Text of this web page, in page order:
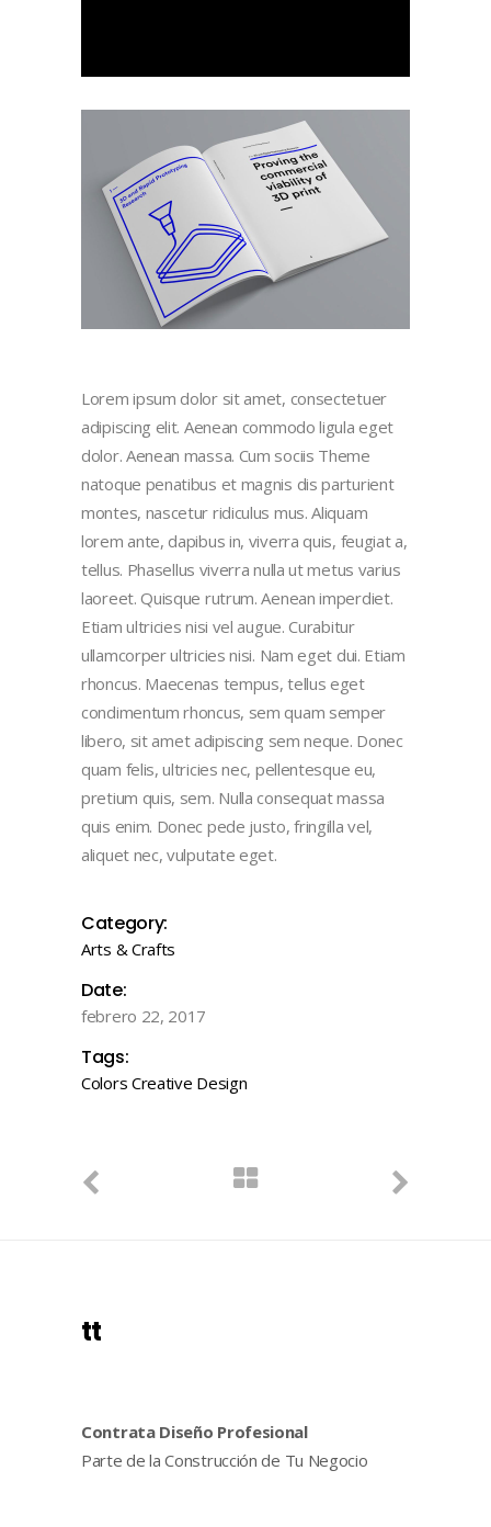
Lorem ipsum dolor sit amet, consectetuer
adipiscing elit. Aenean commodo ligula eget
dolor. Aenean massa. Cum sociis Theme
natoque penatibus et magnis dis parturient
montes, nascetur ridiculus mus. Aliquam
lorem ante, dapibus in, viverra quis, feugiat a,
tellus. Phasellus viverra nulla ut metus varius
laoreet. Quisque rutrum. Aenean imperdiet.
Etiam ultricies nisi vel augue. Curabitur
ullamcorper ultricies nisi. Nam eget dui. Etiam
rhoncus. Maecenas tempus, tellus eget
condimentum rhoncus, sem quam semper
libero, sit amet adipiscing sem neque. Donec
quam felis, ultricies nec, pellentesque eu,
pretium quis, sem. Nulla consequat massa
quis enim. Donec pede justo, fringilla vel,
aliquet nec, vulputate eget.
Category:
Arts & Crafts
Date:
febrero 22, 2017
Tags:
Colors Creative Design
tt
Contrata Diseño Profesional
Parte de la Construcción de Tu Negocio